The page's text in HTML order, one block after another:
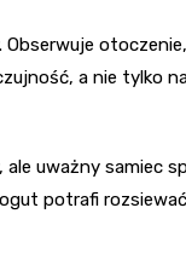
a nie tylko
uważny samiec
potrafi